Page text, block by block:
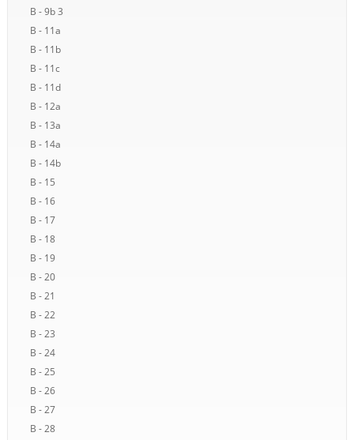
B - 9b 3
B - 11a
B - 11b
B - 11c
B - 11d
B - 12a
B - 13a
B - 14a
B - 14b
B - 15
B - 16
B - 17
B - 18
B - 19
B - 20
B - 21
B - 22
B - 23
B - 24
B - 25
B - 26
B - 27
B - 28